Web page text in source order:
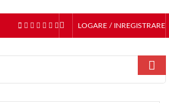
LOGARE / INREGISTRARE